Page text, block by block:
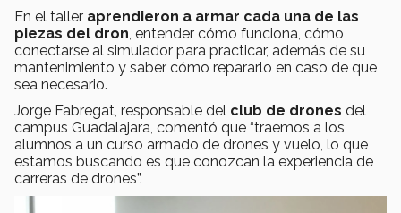
En el taller aprendieron a armar cada una de las
piezas del dron , entender cómo funciona, cómo
conectarse al simulador para practicar, además de su
mantenimiento y saber cómo repararlo en caso de que
sea necesario.
Jorge Fabregat, responsable del club de drones del
campus Guadalajara, comentó que “traemos a los
alumnos a un curso armado de drones y vuelo, lo que
estamos buscando es que conozcan la experiencia de
carreras de drones”.